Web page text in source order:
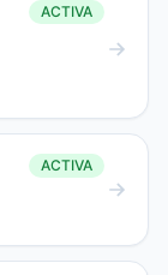
ACTIVA
ACTIVA